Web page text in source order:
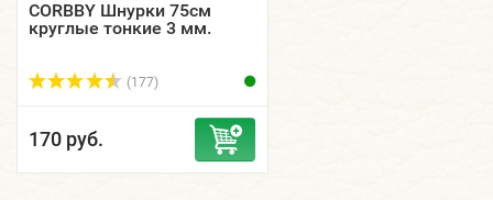
CORBBY Шнурки 75см
круглые тонкие 3 мм.
(177)
170 руб.